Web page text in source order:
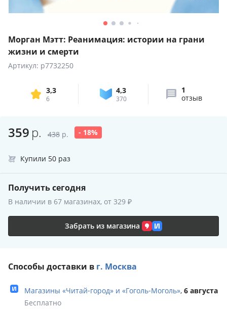
Морган Мэтт: Реанимация: истории на грани
жизни и смерти
Артикул: p7732250
3,3
6
4,3
370
1
отзыв
359 р. 438 р. - 18%
Купили 50 раз
Получить сегодня
В наличии в 67 магазинах, от 329 ₽
Забрать из магазина
Способы доставки в г. Москва
Магазины «Читай‑город» и «Гоголь‑Моголь», 6 августа
Бесплатно